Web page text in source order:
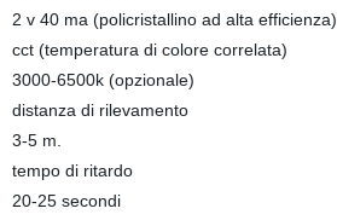
2 v 40 ma (policristallino ad alta efficienza)
cct (temperatura di colore correlata)
3000-6500k (opzionale)
distanza di rilevamento
3-5 m.
tempo di ritardo
20-25 secondi